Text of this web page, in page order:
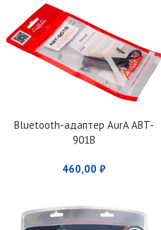
Bluetooth-адаптер AurA ABT-
901B
460,00 ₽